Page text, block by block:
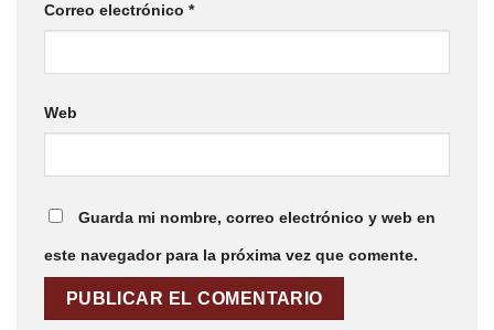
Correo electrónico *
Web
Guarda mi nombre, correo electrónico y web en
este navegador para la próxima vez que comente.